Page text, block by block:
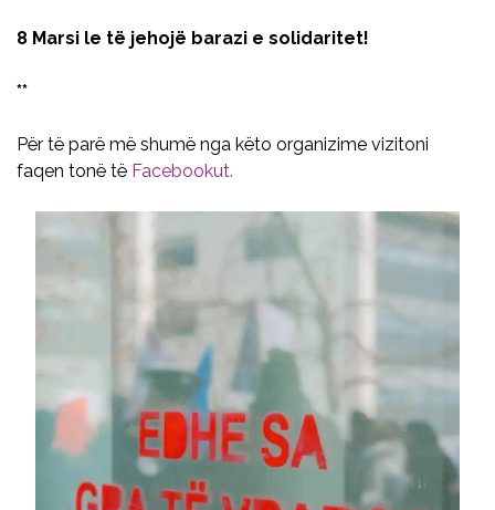
8 Marsi le të jehojë barazi e solidaritet!
**
Për të parë më shumë nga këto organizime vizitoni
faqen tonë të Facebookut.